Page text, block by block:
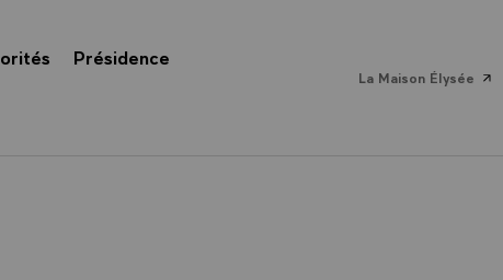
Présidence
La Maison Élysée